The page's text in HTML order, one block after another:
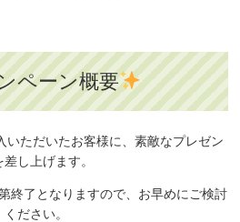
ペーン概要
ただいたお客様に、 素敵なプレゼン
差し上げます。
終了となりますので、 お早めにご検討
ください。